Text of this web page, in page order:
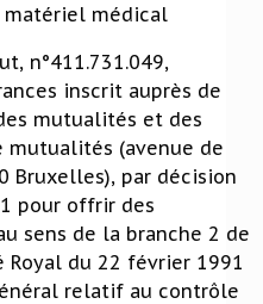
médical
n°411.731.049,
inscrit auprès de
mutualités et des
mutualités (avenue de
Bruxelles), par décision
pour offrir des
sens de la branche 2 de
Royal du 22 février 1991
relatif au contrôle